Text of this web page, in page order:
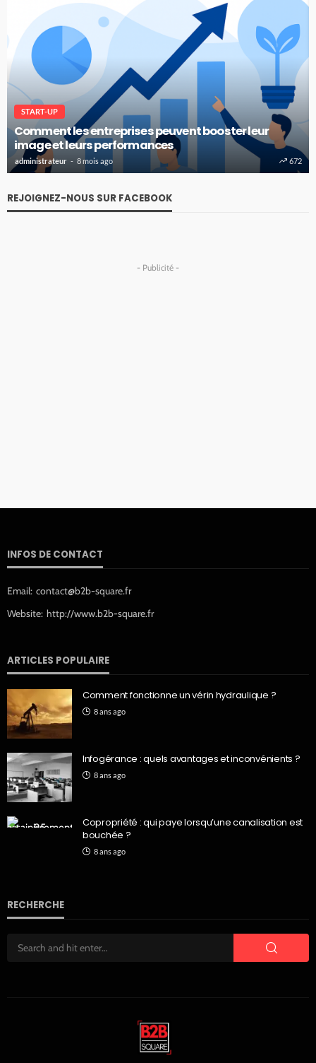
START-UP
Comment les entreprises peuvent booster leur
image et leurs performances
administrateur 8 mois ago 672
REJOIGNEZ-NOUS SUR FACEBOOK
- Publicité -
INFOS DE CONTACT
Email: contact@b2b-square.fr
Website: http://www.b2b-square.fr
ARTICLES POPULAIRE
Comment fonctionne un vérin hydraulique ?
8 ans ago
Infogérance : quels avantages et inconvénients ?
8 ans ago
Copropriété : qui paye lorsqu’une canalisation est
bouchée ?
8 ans ago
RECHERCHE